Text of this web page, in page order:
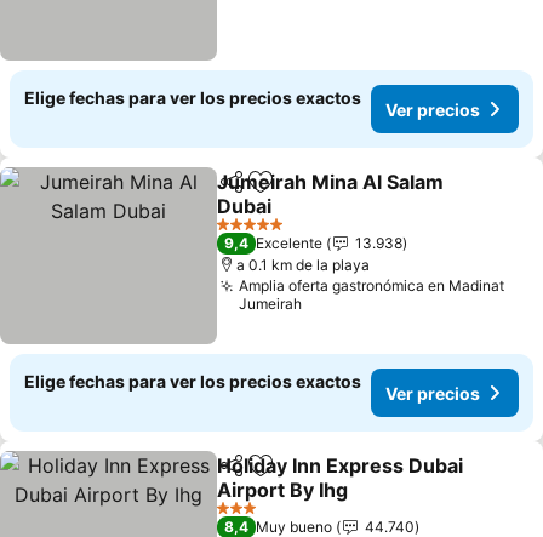
Elige fechas para ver los precios exactos
Ver precios
CompartirAgregar a favoritos
Jumeirah Mina Al Salam
Dubai
5 Estrellas
9,4 Excelente
13.938
a 0.1 km de la playa
Amplia oferta gastronómica en Madinat
Jumeirah
Elige fechas para ver los precios exactos
Ver precios
CompartirAgregar a favoritos
Holiday Inn Express Dubai
Airport By Ihg
3 Estrellas
8,4 Muy bueno
44.740